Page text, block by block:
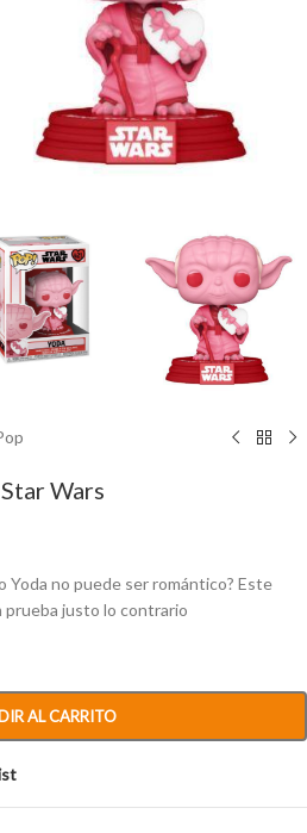
Wars
Yoda no puede ser romántico? Este
prueba justo lo contrario
AL CARRITO